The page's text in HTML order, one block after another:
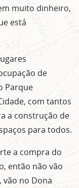
muito dinheiro,
está
de
Parque
com tantos
a construção de
para todos.
a compra do
então não vão
no Dona